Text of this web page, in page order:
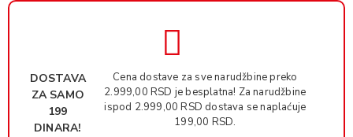
DOSTAVA
ZA SAMO
199
DINARA!
Cena dostave za sve narudžbine preko
2.999,00 RSD je besplatna! Za narudžbine
ispod 2.999,00 RSD dostava se naplaćuje
199,00 RSD.